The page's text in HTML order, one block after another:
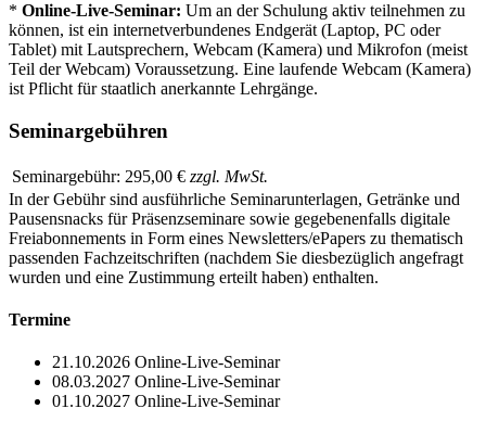
* Online-Live-Seminar: Um an der Schulung aktiv teilnehmen zu
können, ist ein internetverbundenes Endgerät (Laptop, PC oder
Tablet) mit Lautsprechern, Webcam (Kamera) und Mikrofon (meist
Teil der Webcam) Voraussetzung. Eine laufende Webcam (Kamera)
ist Pflicht für staatlich anerkannte Lehrgänge.
Seminargebühren
Seminargebühr: 295,00 € zzgl. MwSt.
In der Gebühr sind ausführliche Seminarunterlagen, Getränke und
Pausensnacks für Präsenzseminare sowie gegebenenfalls digitale
Freiabonnements in Form eines Newsletters/ePapers zu thematisch
passenden Fachzeitschriften (nachdem Sie diesbezüglich angefragt
wurden und eine Zustimmung erteilt haben) enthalten.
Termine
21.10.2026 Online-Live-Seminar
08.03.2027 Online-Live-Seminar
01.10.2027 Online-Live-Seminar